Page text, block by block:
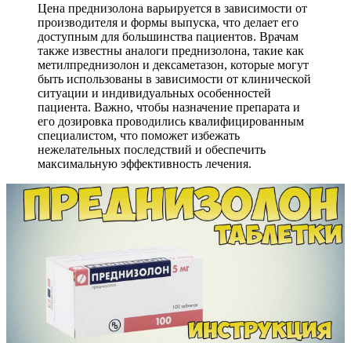
Цена преднизолона варьируется в зависимости от
производителя и формы выпуска, что делает его
доступным для большинства пациентов. Врачам
также известны аналоги преднизолона, такие как
метилпреднизолон и дексаметазон, которые могут
быть использованы в зависимости от клинической
ситуации и индивидуальных особенностей
пациента. Важно, чтобы назначение препарата и
его дозировка проводились квалифицированным
специалистом, что поможет избежать
нежелательных последствий и обеспечить
максимальную эффективность лечения.